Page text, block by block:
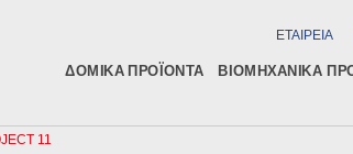
ΕΤΑΙΡΕΙΑ
ΔΟΜΙΚA ΠΡΟΪΟΝΤΑ ΒΙΟΜΗΧΑΝΙΚΑ
11